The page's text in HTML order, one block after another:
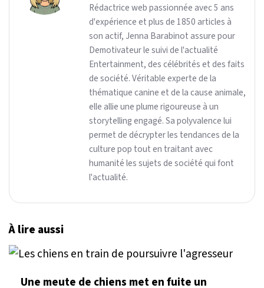
Rédactrice web passionnée avec 5 ans
d'expérience et plus de 1850 articles à
son actif, Jenna Barabinot assure pour
Demotivateur le suivi de l'actualité
Entertainment, des célébrités et des faits
de société. Véritable experte de la
thématique canine et de la cause animale,
elle allie une plume rigoureuse à un
storytelling engagé. Sa polyvalence lui
permet de décrypter les tendances de la
culture pop tout en traitant avec
humanité les sujets de société qui font
l'actualité.
À lire aussi
Une meute de chiens met en fuite un